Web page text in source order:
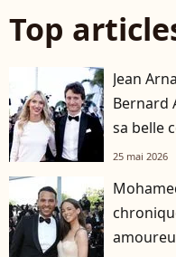
Top
Jean
Bernard
sa belle
25 mai 2026